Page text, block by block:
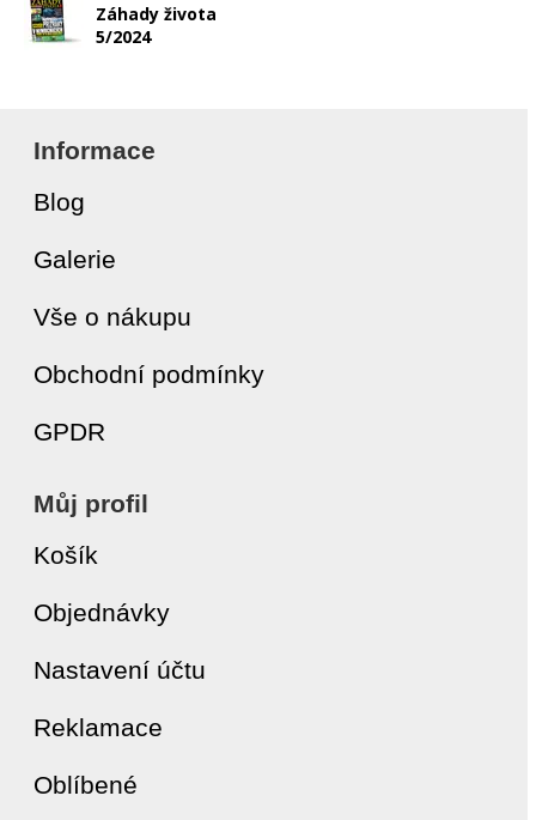
Záhady života
5/2024
Informace
Blog
Galerie
Vše o nákupu
Obchodní podmínky
GPDR
Můj profil
Košík
Objednávky
Nastavení účtu
Reklamace
Oblíbené